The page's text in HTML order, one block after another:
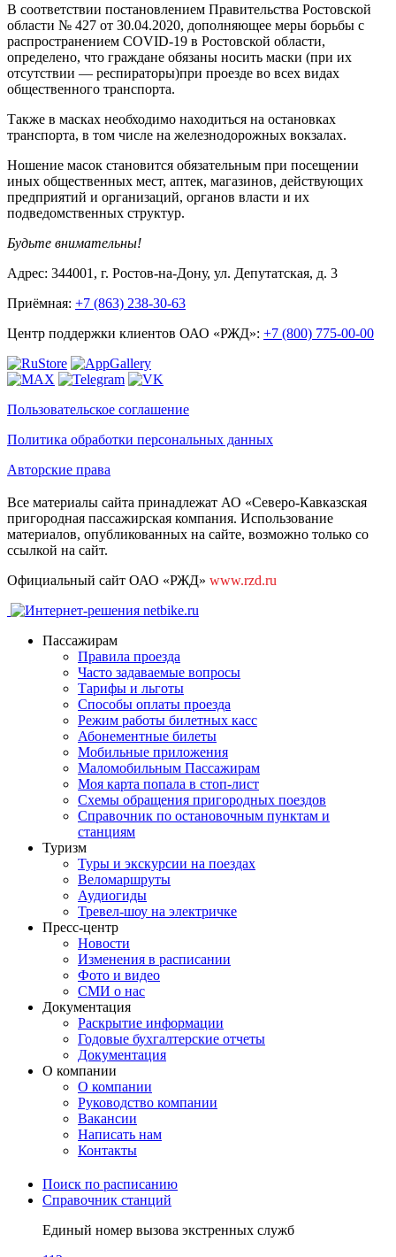
В соответствии постановлением Правительства Ростовской
области № 427 от 30.04.2020, дополняющее меры борьбы с
распространением COVID-19 в Ростовской области,
определено, что граждане обязаны носить маски (при их
отсутствии — респираторы)при проезде во всех видах
общественного транспорта.
Также в масках необходимо находиться на остановках
транспорта, в том числе на железнодорожных вокзалах.
Ношение масок становится обязательным при посещении
иных общественных мест, аптек, магазинов, действующих
предприятий и организаций, органов власти и их
подведомственных структур.
Будьте внимательны!
Адрес: 344001, г. Ростов-на-Дону, ул. Депутатская, д. 3
Приёмная: +7 (863) 238-30-63
Центр поддержки клиентов ОАО «РЖД»: +7 (800) 775-00-00
Пользовательское соглашение
Политика обработки персональных данных
Авторские права
Все материалы сайта принадлежат АО «Северо-Кавказская
пригородная пассажирская компания. Использование
материалов, опубликованных на сайте, возможно только со
ссылкой на сайт.
Официальный сайт ОАО «РЖД» www.rzd.ru
Пассажирам
Правила проезда
Часто задаваемые вопросы
Тарифы и льготы
Способы оплаты проезда
Режим работы билетных касс
Абонементные билеты
Мобильные приложения
Маломобильным Пассажирам
Моя карта попала в стоп-лист
Cхемы обращения пригородных поездов
Справочник по остановочным пунктам и
станциям
Туризм
Туры и экскурсии на поездах
Веломаршруты
Аудиогиды
Тревел-шоу на электричке
Пресс-центр
Новости
Изменения в расписании
Фото и видео
СМИ о нас
Документация
Раскрытие информации
Годовые бухгалтерские отчеты
Документация
О компании
О компании
Руководство компании
Вакансии
Написать нам
Контакты
Поиск по расписанию
Справочник станций
Единый номер вызова экстренных служб